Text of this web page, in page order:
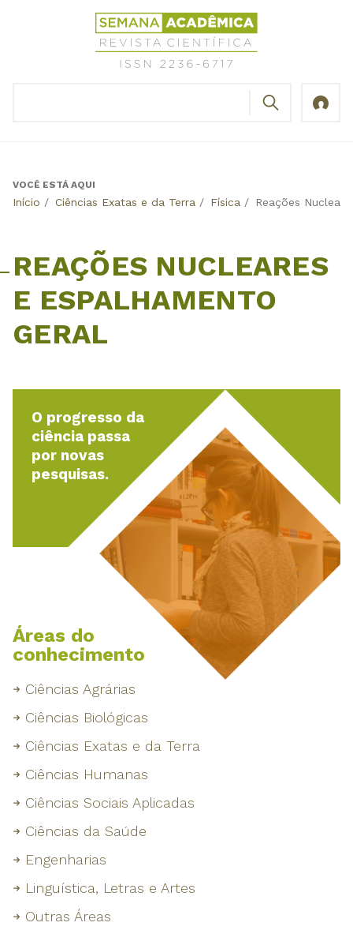
Revista
Científica
Semana
Back
VOCÊ ESTÁ AQUI
Início / Ciências Exatas e da Terra / Física / Reações
REAÇÕES NUCLEARES
E ESPALHAMENTO
GERAL
O progresso da
ciência passa
por novas
pesquisas.
Áreas do
conhecimento
Ciências Agrárias
Ciências Biológicas
Ciências Exatas e da Terra
Ciências Humanas
Ciências Sociais Aplicadas
Ciências da Saúde
Engenharias
Linguística, Letras e Artes
Outras Áreas